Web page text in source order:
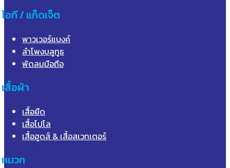
ไอที / แก็ดเจ็ต
พาวเวอร์แบงค์
ลำโพงบลูทูธ
พัดลมมือถือ
เสื้อผ้า
เสื้อยืด
เสื้อโปโล
เสื้อฮูดส์ & เสื้อสเวทเตอร์
หมวก